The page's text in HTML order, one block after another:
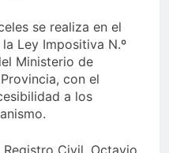
se realiza en el
Ley Impositiva N.º
Ministerio de
con el
a los